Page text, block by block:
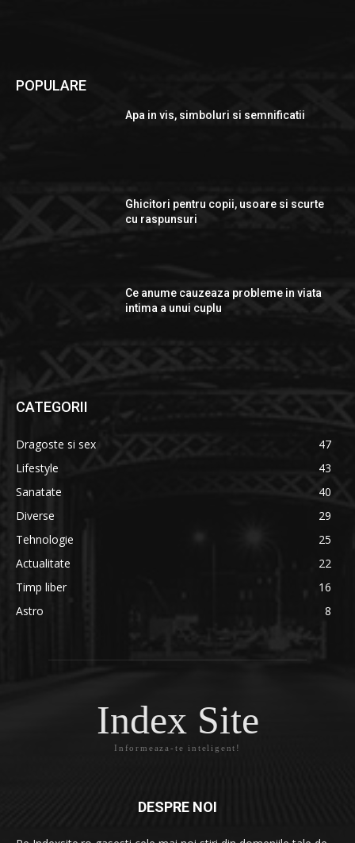
POPULARE
Apa in vis, simboluri si semnificatii
Ghicitori pentru copii, usoare si scurte
cu raspunsuri
Ce anume cauzeaza probleme in viata
intima a unui cuplu
CATEGORII
Dragoste si sex
47
Lifestyle
43
Sanatate
40
Diverse
29
Tehnologie
25
Actualitate
22
Timp liber
16
Astro
8
Index Site
Informeaza-te inteligent!
DESPRE NOI